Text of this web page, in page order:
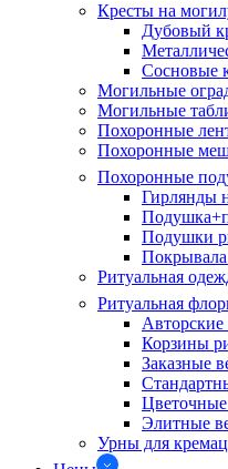
Кресты на
Дубовый
Сосновые
Могильные
Могильные
Похоронные
Похоронные
Похоронные
Гирлянды
Подушки
Ритуальная
Ритуальная
Авторские
Корзины
Заказные
Элитные
Урны для